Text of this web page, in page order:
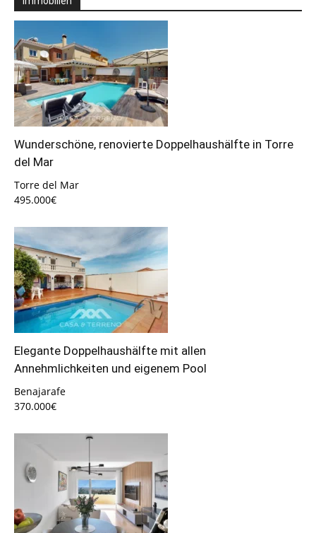
Wunderschöne, renovierte Doppelhaushälfte in Torre
del Mar
Torre del Mar
495.000€
Elegante Doppelhaushälfte mit allen
Annehmlichkeiten und eigenem Pool
Benajarafe
370.000€